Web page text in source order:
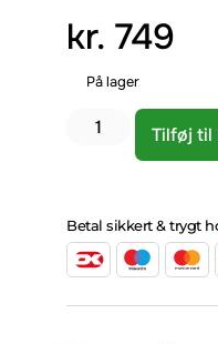
kr. 749
På lager
Tilføj til
Betal sikkert & trygt